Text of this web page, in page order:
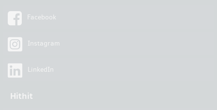
Facebook
Instagram
LinkedIn
Hithit